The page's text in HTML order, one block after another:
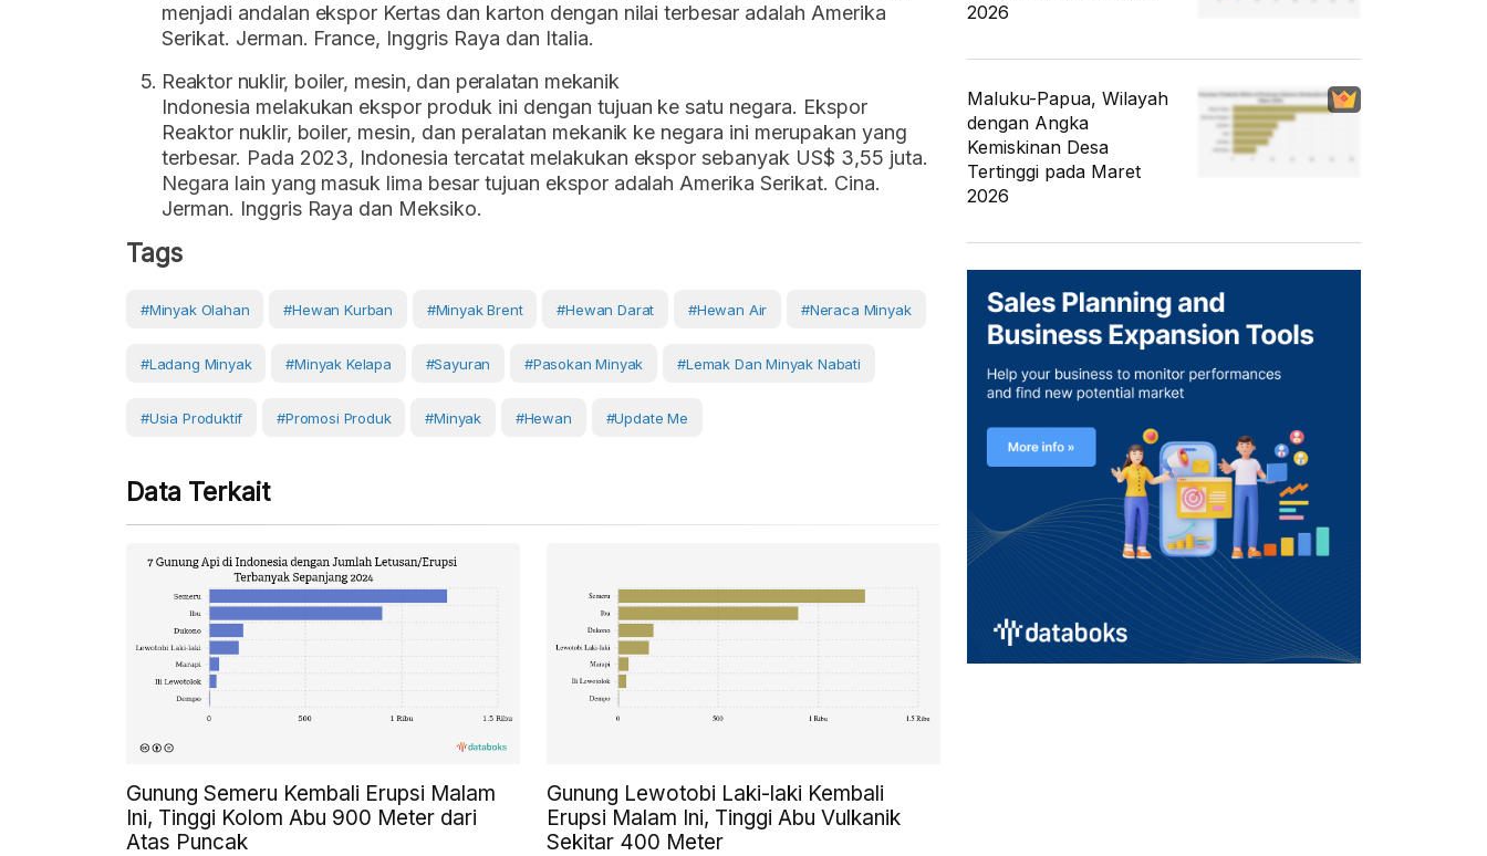
menjadi andalan ekspor Kertas dan karton dengan nilai terbesar adalah Amerika
Serikat. Jerman. France, Inggris Raya dan Italia.
Reaktor nuklir, boiler, mesin, dan peralatan mekanik
Indonesia melakukan ekspor produk ini dengan tujuan ke satu negara. Ekspor
Reaktor nuklir, boiler, mesin, dan peralatan mekanik ke negara ini merupakan yang
terbesar. Pada 2023, Indonesia tercatat melakukan ekspor sebanyak US$ 3,55 juta.
Negara lain yang masuk lima besar tujuan ekspor adalah Amerika Serikat. Cina.
Jerman. Inggris Raya dan Meksiko.
Tags
#minyak Olahan #hewan Kurban #minyak Brent #hewan Darat #hewan Air #neraca Minyak
#ladang Minyak #minyak Kelapa #sayuran #pasokan Minyak #lemak Dan Minyak Nabati
#usia Produktif #Promosi Produk #Minyak #Hewan #Update Me
Data Terkait
Gunung Semeru Kembali Erupsi Malam
Ini, Tinggi Kolom Abu 900 Meter dari
Atas Puncak
Gunung Lewotobi Laki-laki Kembali
Erupsi Malam Ini, Tinggi Abu Vulkanik
Sekitar 400 Meter
2026
Maluku-Papua, Wilayah
dengan Angka
Kemiskinan Desa
Tertinggi pada Maret
2026